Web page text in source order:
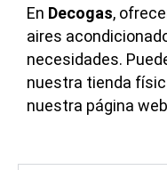
En Decogas,
aires
necesidades.
nuestra tienda
nuestra página